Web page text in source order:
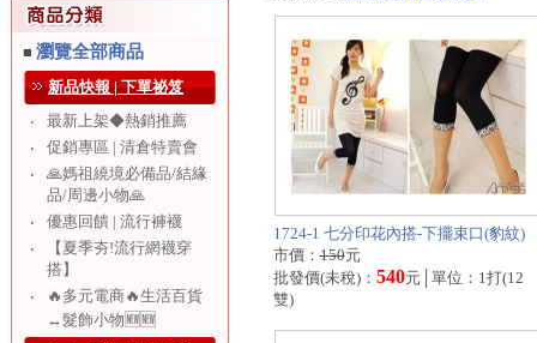
■ 瀏覽全部商品
新品快報 | 下單祕笈
‧
最新上架◆熱銷推薦
‧
促銷專區 | 清倉特賣會
‧
🙏媽祖繞境必備品/結緣
品/周邊小物🙏
‧
優惠回饋 | 流行褲襪
‧
【夏季夯!流行網襪穿
搭】
‧
🔥多元電商🔥生活百貨
↔️髮飾小物🆕🆕
1724-1 七分印花內搭-下擺束口(豹紋)
市價：150元
批發價(未稅)： 540元│單位：1打(12
雙)